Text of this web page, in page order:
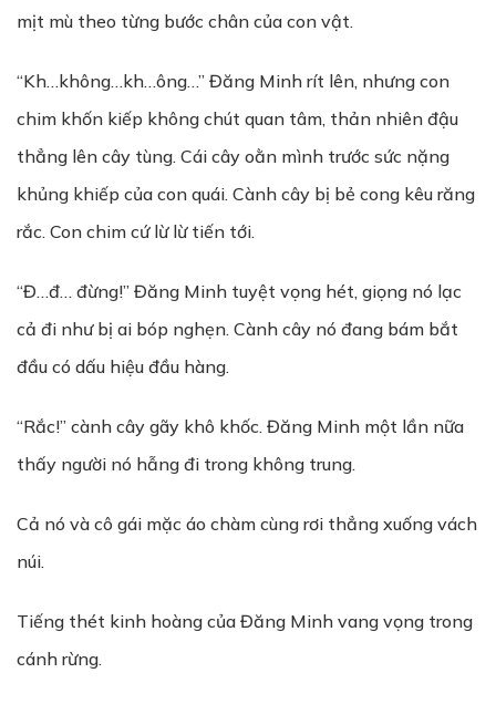
mịt mù theo từng bước chân của con vật.
“Kh…không…kh…ông…” Đăng Minh rít lên, nhưng con
chim khốn kiếp không chút quan tâm, thản nhiên đậu
thẳng lên cây tùng. Cái cây oằn mình trước sức nặng
khủng khiếp của con quái. Cành cây bị bẻ cong kêu răng
rắc. Con chim cứ lừ lừ tiến tới.
“Đ…đ… đừng!” Đăng Minh tuyệt vọng hét, giọng nó lạc
cả đi như bị ai bóp nghẹn. Cành cây nó đang bám bắt
đầu có dấu hiệu đầu hàng.
“Rắc!” cành cây gãy khô khốc. Đăng Minh một lần nữa
thấy người nó hẫng đi trong không trung.
Cả nó và cô gái mặc áo chàm cùng rơi thẳng xuống vách
núi.
Tiếng thét kinh hoàng của Đăng Minh vang vọng trong
cánh rừng.